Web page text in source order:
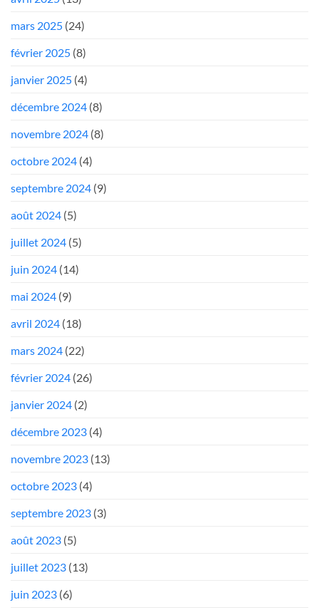
mars 2025 (24)
février 2025 (8)
janvier 2025 (4)
décembre 2024 (8)
novembre 2024 (8)
octobre 2024 (4)
septembre 2024 (9)
août 2024 (5)
juillet 2024 (5)
juin 2024 (14)
mai 2024 (9)
avril 2024 (18)
mars 2024 (22)
février 2024 (26)
janvier 2024 (2)
décembre 2023 (4)
novembre 2023 (13)
octobre 2023 (4)
septembre 2023 (3)
août 2023 (5)
juillet 2023 (13)
juin 2023 (6)